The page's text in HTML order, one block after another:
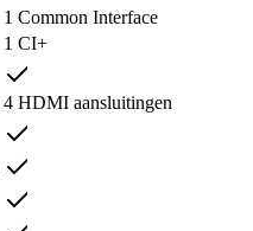
1 Common Interface
1 CI+
4 HDMI aansluitingen